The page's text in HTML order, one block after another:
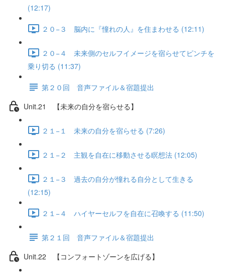
(12:17)
２０−３ 脳内に『憧れの人』を住まわせる (12:11)
２０−４ 未来側のセルフイメージを宿らせてピンチを
乗り切る (11:37)
第２０回 音声ファイル＆宿題提出
Unit.21 【未来の自分を宿らせる】
２１−１ 未来の自分を宿らせる (7:26)
２１−２ 主観を自在に移動させる瞑想法 (12:05)
２１−３ 過去の自分が憧れる自分として生きる
(12:15)
２１−４ ハイヤーセルフを自在に召喚する (11:50)
第２１回 音声ファイル＆宿題提出
Unit.22 【コンフォートゾーンを広げる】